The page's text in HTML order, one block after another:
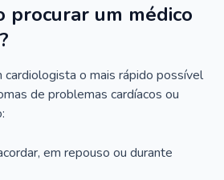
procurar um médico
cardiologista o mais rápido possível
de problemas cardíacos ou
em repouso ou durante